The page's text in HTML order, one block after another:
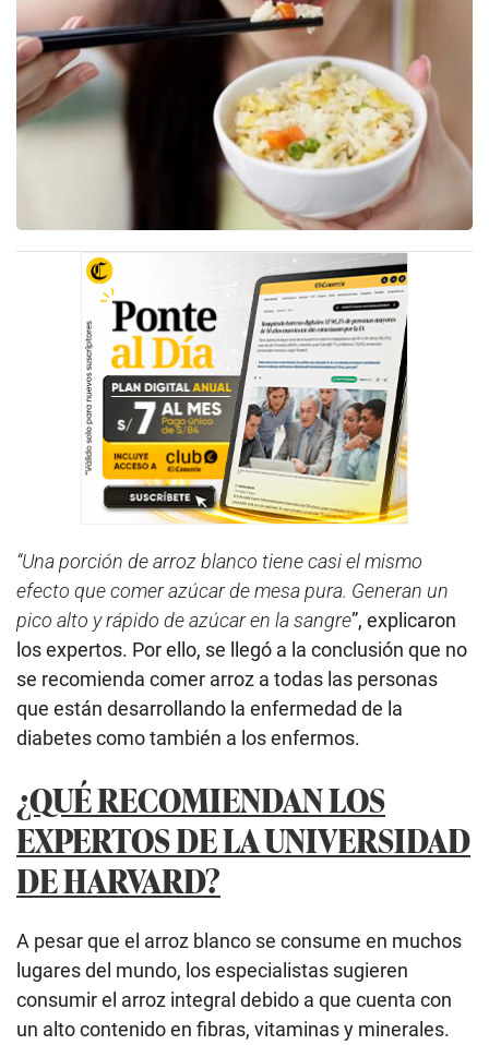
“Una porción de arroz blanco tiene casi el mismo
efecto que comer azúcar de mesa pura. Generan un
pico alto y rápido de azúcar en la sangre”, explicaron
los expertos. Por ello, se llegó a la conclusión que no
se recomienda comer arroz a todas las personas
que están desarrollando la enfermedad de la
diabetes como también a los enfermos.
¿QUÉ RECOMIENDAN LOS
EXPERTOS DE LA UNIVERSIDAD
DE HARVARD?
A pesar que el arroz blanco se consume en muchos
lugares del mundo, los especialistas sugieren
consumir el arroz integral debido a que cuenta con
un alto contenido en fibras, vitaminas y minerales.